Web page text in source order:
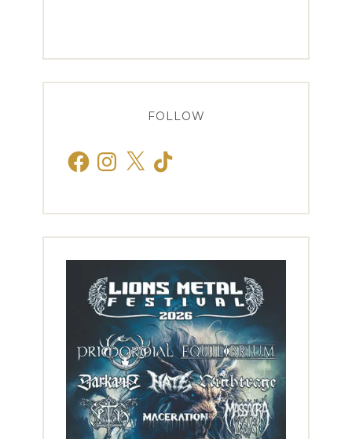
FOLLOW
FacebookInstagram
X TikTok